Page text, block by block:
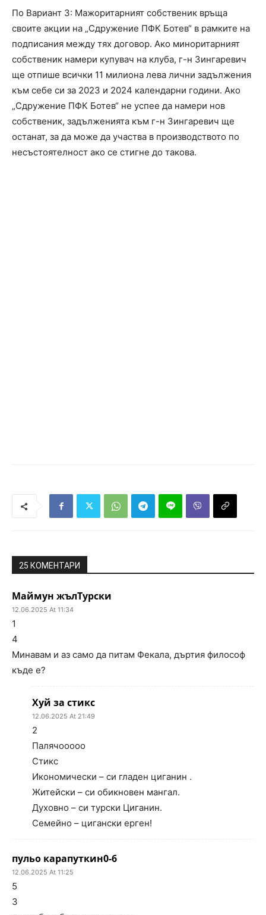
По Вариант 3: Мажоритарният собственик връща
своите акции на „Сдружение ПФК Ботев“ в рамките на
подписания между тях договор. Ако миноритарният
собственик намери купувач на клуба, г-н Зингаревич
ще отпише всички 11 милиона лева лични задължения
към себе си за 2023 и 2024 календарни години. Ако
„Сдружение ПФК Ботев“ не успее да намери нов
собственик, задълженията към г-н Зингаревич ще
останат, за да може да участва в производството по
несъстоятелност ако се стигне до такова.
25 КОМЕНТАРИ
Маймун жълТурски
12.06.2025 At 11:34
1
4
Минавам и аз само да питам Фекала, дъртия философ
къде е?
Хуй за стикс
12.06.2025 At 21:49
2
Палячооооо
Стикс
Икономически – си гладен циганин .
Житейски – си обикновен мангал.
Духовно – си турски Циганин.
Семейно – цигански ерген!
пульо карапуткин0-6
12.06.2025 At 11:25
5
3